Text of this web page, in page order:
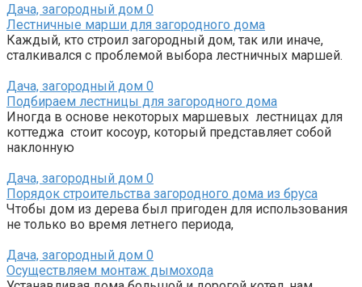
Дача, загородный дом 0
Лестничные марши для загородного дома
Каждый, кто строил загородный дом, так или иначе,
сталкивался с проблемой выбора лестничных маршей.
Дача, загородный дом 0
Подбираем лестницы для загородного дома
Иногда в основе некоторых маршевых лестницах для
коттеджа стоит косоур, который представляет собой
наклонную
Дача, загородный дом 0
Порядок строительства загородного дома из бруса
Чтобы дом из дерева был пригоден для использования
не только во время летнего периода,
Дача, загородный дом 0
Осуществляем монтаж дымохода